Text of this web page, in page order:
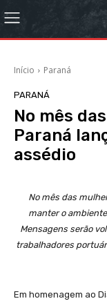
Início Paraná
PARANÁ
No mês
Paraná
assédio
No mês das
manter o
Mensagens serão
trabalhadores
Em homenagem ao